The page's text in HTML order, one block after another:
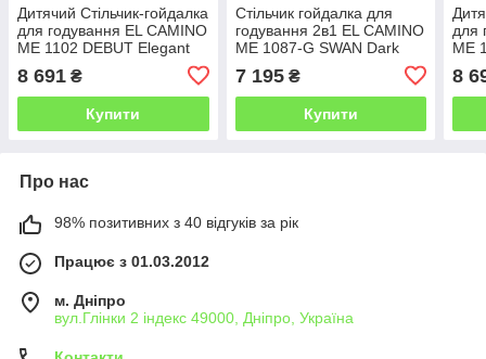
Дитячий Стільчик-гойдалка
для годування EL CAMINO
ME 1102 DEBUT Elegant
таймером/бежевий
8 691 ₴
Купити
Стільчик гойдалка для
годування 2в1 EL CAMINO
ME 1087-G SWAN Dark
сірий
7 195₴
Купити
для
ME
8
Про нас
98% позитивних з 40 відгуків за рік
Працює з 01.03.2012
м. Дніпро
вул.Глінки 2 індекс 49000, Дніпро, Україна